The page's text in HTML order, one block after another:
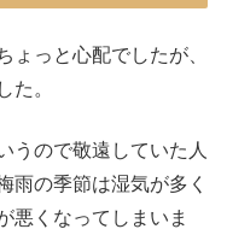
ょっと心配でしたが、
た。
うので敬遠していた人
雨の季節は湿気が多く
悪くなってしまいま